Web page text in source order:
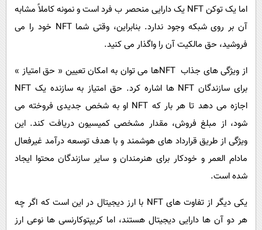
اما یک توکن NFT یک دارایی منحصر ب ‌فرد است و نمونه کاملاً مشابه
آن بر روی شبکه وجود ندارد. بنابراین، وقتی شما NFT خود را می
فروشید، حق مالکیت آن را واگذار می کنید.
از ویژگی های جذاب NFT‌ها می توان به امکان تعیین « حق امتیاز »
برای سازندگان NFT ها اشاره کرد. حق امتیاز به سازنده یک NFT
اجازه می دهد تا هر بار که NFT او به شخص جدیدی فروخته می
شود، از مبلغ فروش، مقدار مشخصی کمیسیون دریافت کند. این
ویژگی از طریق قرارداد های هوشمند و با هدف توسعه درآمد غیرفعال
مادام العمر و خودکار برای هنرمندان و سایر سازندگان محتوا ایجاد
شده است.
یکی دیگر از تفاوت های NFT با ارز دیجیتال در این است که اگر چه
هر دو آن ها دارایی دیجیتال هستند، اما کریپتوکارنسی ‌ها نوعی ارز